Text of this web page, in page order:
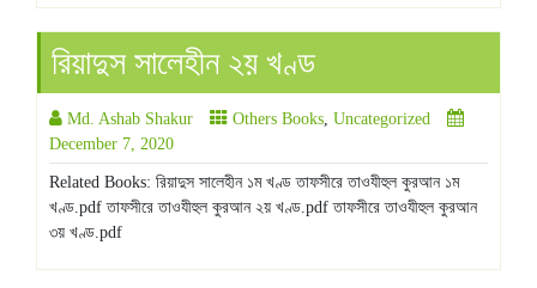
রিয়াদুস সালেহীন ২য় খণ্ড
Md. Ashab Shakur Others Books, Uncategorized
December 7, 2020
Related Books: রিয়াদুস সালেহীন ১ম খণ্ড তাফসীরে তাওযীহুল কুরআন ১ম
খণ্ড.pdf তাফসীরে তাওযীহুল কুরআন ২য় খণ্ড.pdf তাফসীরে তাওযীহুল কুরআন
৩য় খণ্ড.pdf